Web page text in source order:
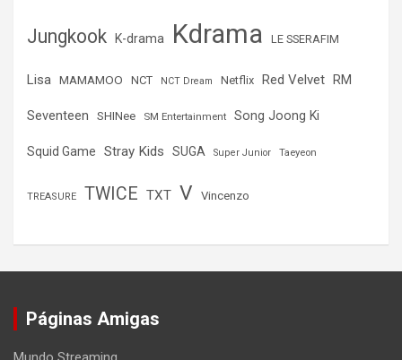
Jungkook K-drama Kdrama LE SSERAFIM
Lisa MAMAMOO NCT NCT Dream Netflix Red Velvet RM
Seventeen SHINee SM Entertainment Song Joong Ki
Squid Game Stray Kids SUGA Super Junior Taeyeon
TREASURE TWICE TXT V Vincenzo
Páginas Amigas